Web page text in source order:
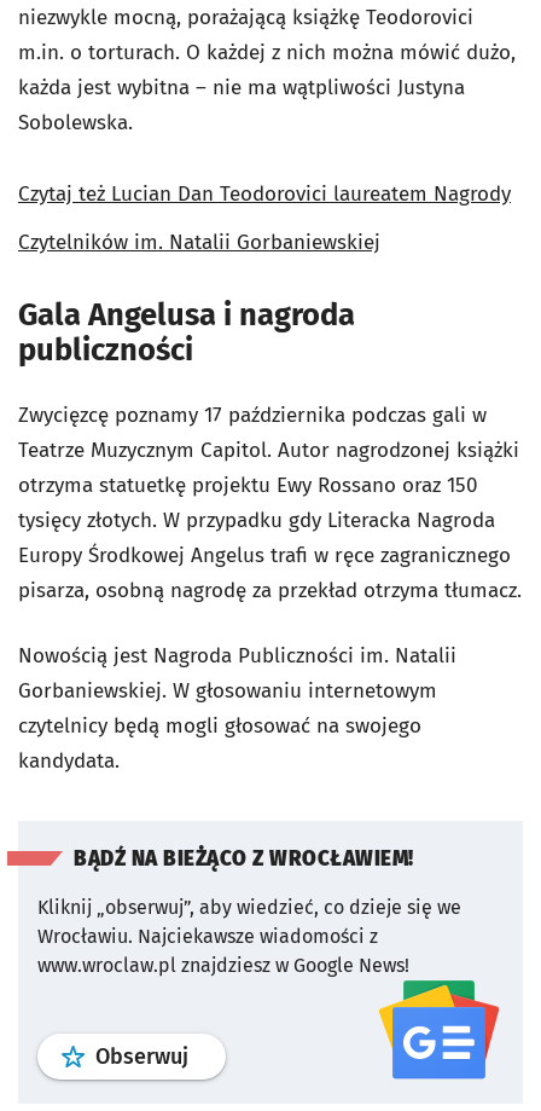
niezwykle mocną, porażającą książkę Teodorovici
m.in. o torturach. O każdej z nich można mówić dużo,
każda jest wybitna – nie ma wątpliwości Justyna
Sobolewska.
Czytaj też Lucian Dan Teodorovici laureatem Nagrody
Czytelników im. Natalii Gorbaniewskiej
Gala Angelusa i nagroda
publiczności
Zwycięzcę poznamy 17 października podczas gali w
Teatrze Muzycznym Capitol. Autor nagrodzonej książki
otrzyma statuetkę projektu Ewy Rossano oraz 150
tysięcy złotych. W przypadku gdy Literacka Nagroda
Europy Środkowej Angelus trafi w ręce zagranicznego
pisarza, osobną nagrodę za przekład otrzyma tłumacz.
Nowością jest Nagroda Publiczności im. Natalii
Gorbaniewskiej. W głosowaniu internetowym
czytelnicy będą mogli głosować na swojego
kandydata.
BĄDŹ NA BIEŻĄCO Z WROCŁAWIEM!
Kliknij „obserwuj”, aby wiedzieć, co dzieje się we
Wrocławiu. Najciekawsze wiadomości z
www.wroclaw.pl znajdziesz w Google News!
Obserwuj profil serwisu